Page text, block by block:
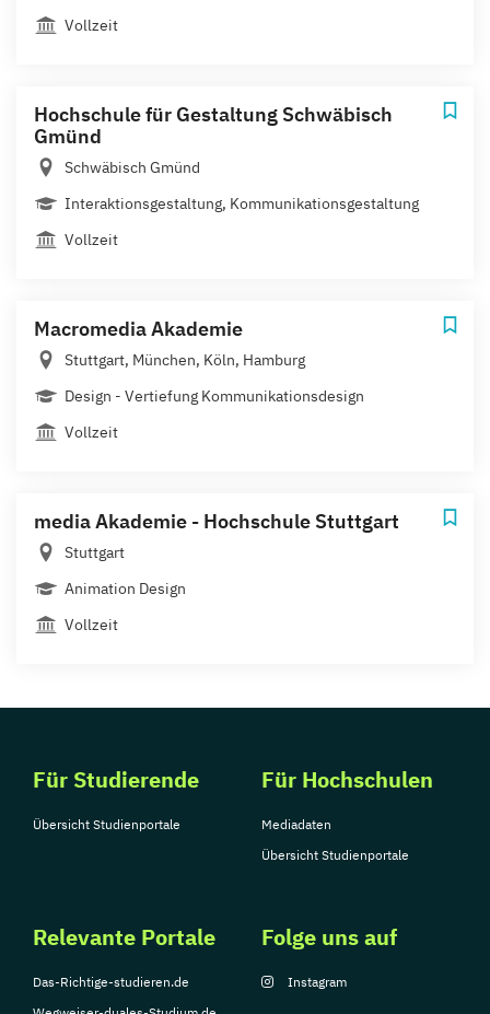
Vollzeit
Hochschule für Gestaltung Schwäbisch
Gmünd
Schwäbisch Gmünd
Interaktionsgestaltung, Kommunikationsgestaltung
Vollzeit
Macromedia Akademie
Stuttgart, München, Köln, Hamburg
Design - Vertiefung Kommunikationsdesign
Vollzeit
media Akademie - Hochschule Stuttgart
Stuttgart
Animation Design
Vollzeit
Für Studierende
Übersicht Studienportale
Für Hochschulen
Mediadaten
Übersicht Studienportale
Relevante Portale
Das-Richtige-studieren.de
Folge uns auf
Instagram